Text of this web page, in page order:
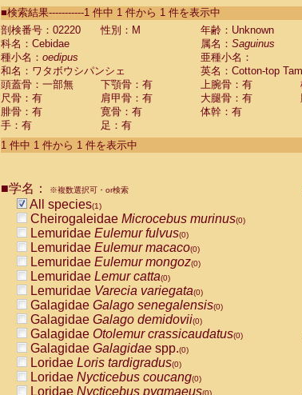
CebidaeSaguinus labiatus(0)
Cebidae Saguinus leucopus (0)
Cebidae
Cebidae
CebidaeSaguinus nigricollis (0)
Cebidae Saguinus oedipus
Cebidae Saguinus weddelli
Cebidae Saguinusspp.
Cebidae Aotus trivirgatus
Cebidae Cebus albifrons
CebidaeCebus nigrivittatus
CebidaeCebus
CebidaeSaimiri boliviensis(0)
CebidaeSaimiri sciureus(0)
AtelidaeAlouatta caraya(0)
AtelidaeAlouatta fusca(0)
AtelidaeAlouatta seniculus
AtelidaeAlouattaspp.(0)
AtelidaeAteles belzebuth(0)
AtelidaeAteles geoffroyi(0)
AtelidaeAteles paniscus(0)
AtelidaeAtelesspp.(0)
Atelidae Lagothrix lagothricha
AtelidaeLagothrix lagothricha cana
PitheciidaeCacajao calvus rubicundus
■検索結果-----------1 件中 1 件から 1 件を表示中
剖検番号：02220
性別：M
年齢：Unknown
科名：Cebidae
属名： Saguinus
種小名： oedipus
亜種小名：
和名：ワタボウシパンシェ
英名：Cotton-top
頭蓋骨：一部無
下顎骨：有 上腕骨：有
尺骨：有
肩甲骨：有 大腿骨：有
腓骨：有
寛骨：有
体幹：有
手：有
足：有
1 件中 1 件から 1 件を表示中
■学名： ※複数選択可・or検索
All species(1)
Cheirogaleidae Microcebus murinus(0)
Lemuridae Eulemur fulvus(0)
Lemuridae Eulemur macaco(0)
Lemuridae Eulemur mongoz(0)
Lemuridae Lemur catta(0)
Lemuridae Varecia variegata(0)
Galagidae Galago senegalensis(0)
Galagidae Galago demidovii(0)
Galagidae Otolemur crassicaudatus(0)
Galagidae Galagidae spp.(0)
Loridae Loris tardigradus(0)
Loridae Nycticebus coucang(0)
Loridae Nycticebus pygmaeus(0)